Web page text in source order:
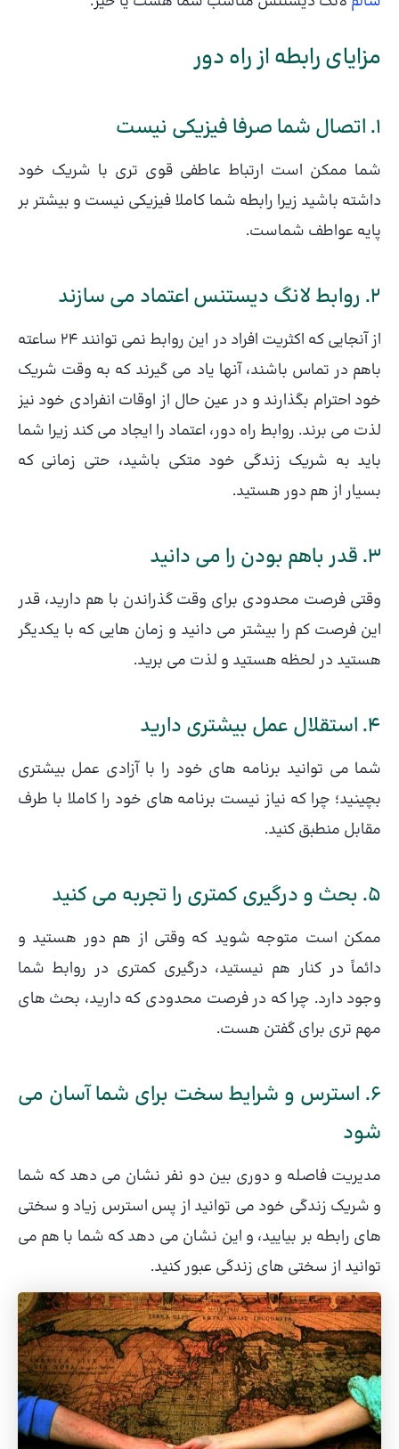
مزایای رابطه از راه دور
1. اتصال شما صرفا فیزیکی نیست
شما ممکن است ارتباط عاطفی قوی تری با شریک خود
داشته باشید زیرا رابطه شما کاملا فیزیکی نیست و بیشتر بر
پایه عواطف شماست.
2. روابط لانگ دیستنس اعتماد می سازند
از آنجایی که اکثریت افراد در این روابط نمی توانند 24 ساعته
باهم در تماس باشند، آنها یاد می گیرند که به وقت شریک
خود احترام بگذارند و در عین حال از اوقات انفرادی خود نیز
لذت می برند. روابط راه دور، اعتماد را ایجاد می کند زیرا شما
باید به شریک زندگی خود متکی باشید، حتی زمانی که
بسیار از هم دور هستید.
3. قدر باهم بودن را می دانید
وقتی فرصت محدودی برای وقت گذراندن با هم دارید، قدر
این فرصت کم را بیشتر می دانید و زمان هایی که با یکدیگر
هستید در لحظه هستید و لذت می برید.
4. استقلال عمل بیشتری دارید
شما می توانید برنامه های خود را با آزادی عمل بیشتری
بچینید؛ چرا که نیاز نیست برنامه های خود را کاملا با طرف
مقابل منطبق کنید.
5. بحث و درگیری کمتری را تجربه می کنید
ممکن است متوجه شوید که وقتی از هم دور هستید و
دائماً در کنار هم نیستید، درگیری کمتری در روابط شما
وجود دارد. چرا که در فرصت محدودی که دارید، بحث های
مهم تری برای گفتن هست.
6. استرس و شرایط سخت برای شما آسان می
شود
مدیریت فاصله و دوری بین دو نفر نشان می دهد که شما
و شریک زندگی خود می توانید از پس استرس زیاد و سختی
های رابطه بر بیایید، و این نشان می دهد که شما با هم می
توانید از سختی های زندگی عبور کنید.